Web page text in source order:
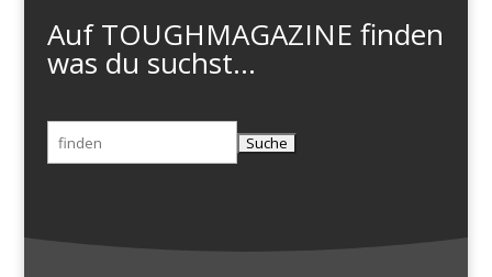
Auf TOUGHMAGAZINE finden
was du suchst...
Suchen
nach: